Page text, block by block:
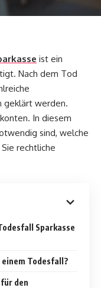
ist ein
Nach dem Tod
geklärt werden.
In diesem
sind, welche
rechtliche
Sparkasse
Todesfall?
den